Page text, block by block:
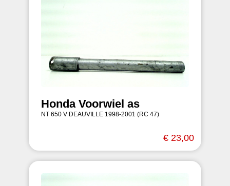
Honda Voorwiel as
NT 650 V DEAUVILLE 1998-2001 (RC 47)
€ 23,00